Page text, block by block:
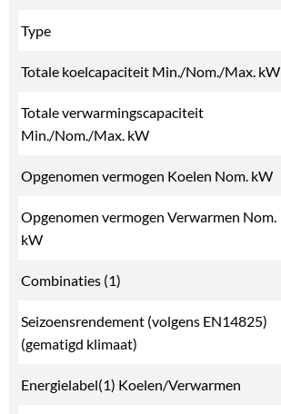
Type
Totale koelcapaciteit Min./Nom./Max. kW
Totale verwarmingscapaciteit
Min./Nom./Max. kW
Opgenomen vermogen Koelen Nom. kW
Opgenomen vermogen Verwarmen Nom.
kW
Combinaties (1)
Seizoensrendement (volgens EN14825)
(gematigd klimaat)
Energielabel(1) Koelen/Verwarmen